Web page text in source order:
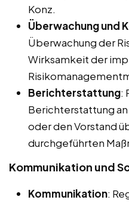
Konz.
Überwachung und
Überwachung der
Wirksamkeit der
Berichterstattung:
Berichterstattung
oder den Vorstand
durchgeführten
Kommunikation und
Kommunikation: